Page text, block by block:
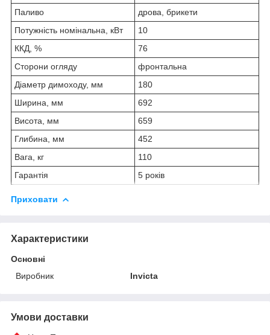
Паливо
дрова, брикети
Потужність номінальна, кВт
10
ККД, %
76
Сторони огляду
фронтальна
Діаметр димоходу, мм
180
Ширина, мм
692
Висота, мм
659
Глибина, мм
452
Вага, кг
110
Гарантія
5 років
Приховати
Характеристики
Основні
Виробник
Invicta
Умови доставки